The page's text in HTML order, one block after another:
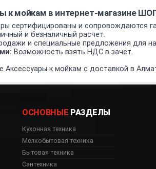
к мойкам в интернет-магазине
сертифицированы и сопровождаются
и безналичный расчет.
и специальные предложения для
Возможность взять НДС в зачет.
Аксессуары к мойкам с доставкой в
ОСНОВНЫЕ РАЗДЕЛЫ
Кухонная техника
Мелкобытовая техника
Бытовая техника
Сантехника